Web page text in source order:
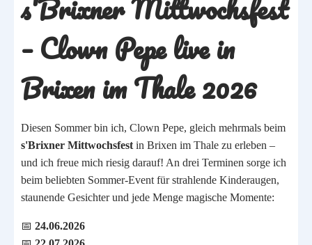
– Clown Pepe live in
Brixen im Thale 2026
Diesen Sommer bin ich, Clown Pepe, gleich mehrmals beim
s'Brixner Mittwochsfest in Brixen im Thale zu erleben –
und ich freue mich riesig darauf! An drei Terminen sorge ich
beim beliebten Sommer-Event für strahlende Kinderaugen,
staunende Gesichter und jede Menge magische Momente:
📅 24.06.2026